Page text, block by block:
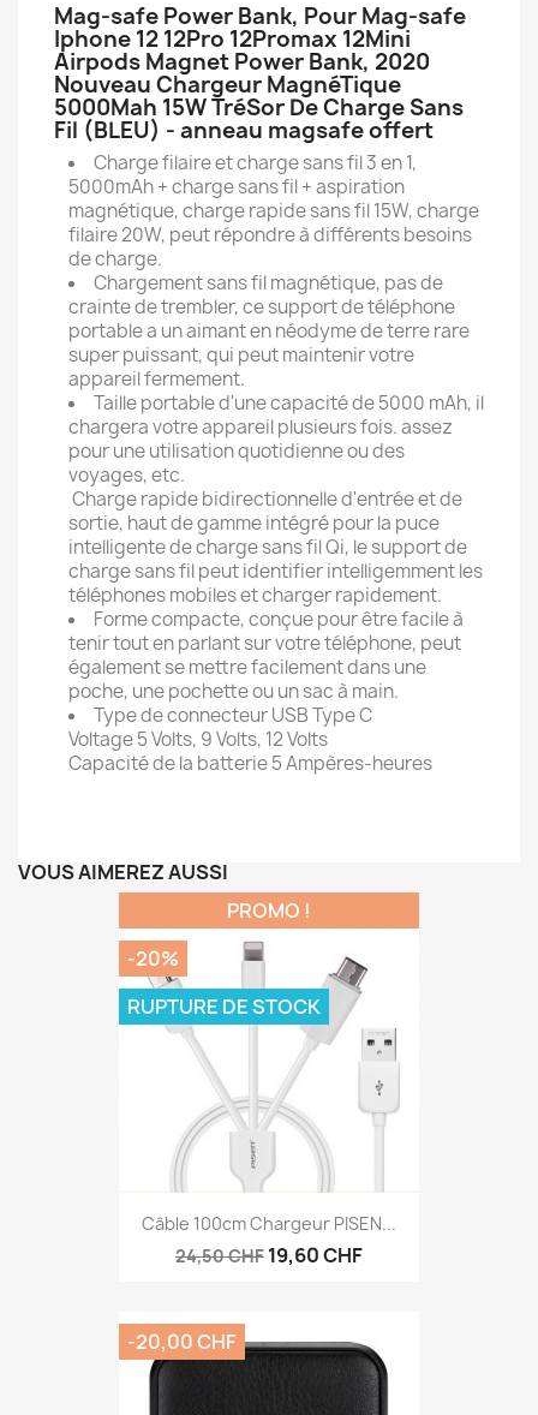
Mag-safe Power Bank, Pour Mag-safe
Iphone 12 12Pro 12Promax 12Mini
Airpods Magnet Power Bank, 2020
Nouveau Chargeur MagnéTique
5000Mah 15W TréSor De Charge Sans
Fil (BLEU) - anneau magsafe offert
Charge filaire et charge sans fil 3 en 1,
5000mAh + charge sans fil + aspiration
magnétique, charge rapide sans fil 15W, charge
filaire 20W, peut répondre à différents besoins
de charge.
Chargement sans fil magnétique, pas de
crainte de trembler, ce support de téléphone
portable a un aimant en néodyme de terre rare
super puissant, qui peut maintenir votre
appareil fermement.
Taille portable d'une capacité de 5000 mAh, il
chargera votre appareil plusieurs fois. assez
pour une utilisation quotidienne ou des
voyages, etc.
Charge rapide bidirectionnelle d'entrée et de
sortie, haut de gamme intégré pour la puce
intelligente de charge sans fil Qi, le support de
charge sans fil peut identifier intelligemment les
téléphones mobiles et charger rapidement.
Forme compacte, conçue pour être facile à
tenir tout en parlant sur votre téléphone, peut
également se mettre facilement dans une
poche, une pochette ou un sac à main.
Type de connecteur USB Type C
Voltage 5 Volts, 9 Volts, 12 Volts
Capacité de la batterie 5 Ampères-heures
VOUS AIMEREZ AUSSI
Câble 100cm Chargeur PISEN...
24,50 CHF 19,60 CHF
PROMO !
-20%
RUPTURE DE STOCK
-20,00 CHF